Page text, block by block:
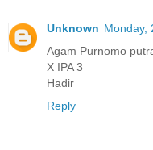
Unknown Monday,
Agam Purnomo
X IPA 3
Hadir
Reply